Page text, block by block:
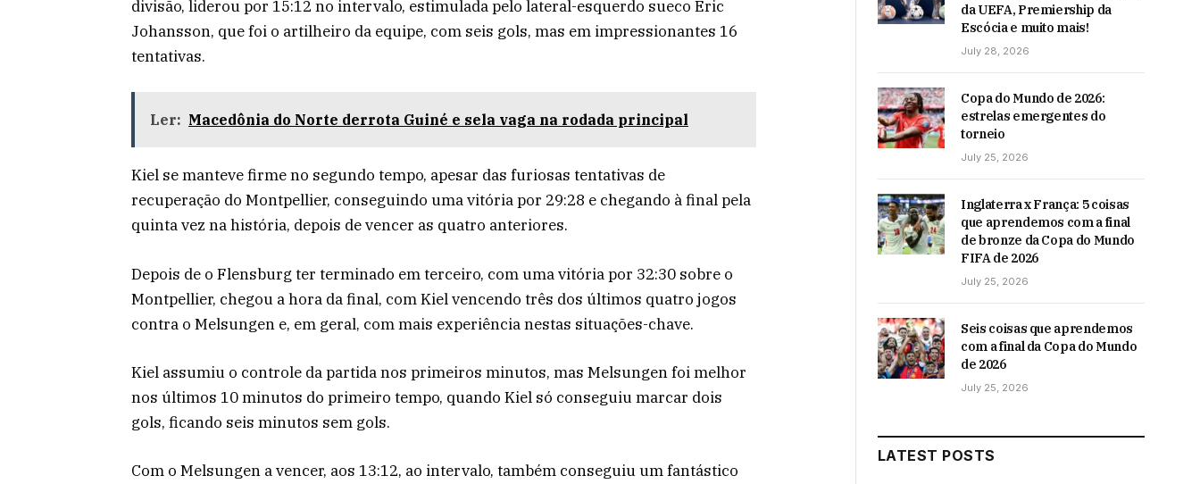
divisão, liderou por 15:12 no intervalo, estimulada pelo lateral-esquerdo sueco Eric
Johansson, que foi o artilheiro da equipe, com seis gols, mas em impressionantes 16
tentativas.
Ler: Macedônia do Norte derrota Guiné e sela vaga na rodada principal
Kiel se manteve firme no segundo tempo, apesar das furiosas tentativas de
recuperação do Montpellier, conseguindo uma vitória por 29:28 e chegando à final pela
quinta vez na história, depois de vencer as quatro anteriores.
Depois de o Flensburg ter terminado em terceiro, com uma vitória por 32:30 sobre o
Montpellier, chegou a hora da final, com Kiel vencendo três dos últimos quatro jogos
contra o Melsungen e, em geral, com mais experiência nestas situações-chave.
Kiel assumiu o controle da partida nos primeiros minutos, mas Melsungen foi melhor
nos últimos 10 minutos do primeiro tempo, quando Kiel só conseguiu marcar dois
gols, ficando seis minutos sem gols.
Com o Melsungen a vencer, aos 13:12, ao intervalo, também conseguiu um fantástico
da UEFA, Premiership da
Escócia e muito mais!
July 28, 2026
Copa do Mundo de 2026:
estrelas emergentes do
torneio
July 25, 2026
Inglaterra x França: 5 coisas
que aprendemos com a final
de bronze da Copa do Mundo
FIFA de 2026
July 25, 2026
Seis coisas que aprendemos
com a final da Copa do Mundo
de 2026
July 25, 2026
LATEST POSTS